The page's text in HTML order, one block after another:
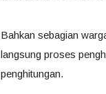
Bahkan sebagian
langsung proses
penghitungan.